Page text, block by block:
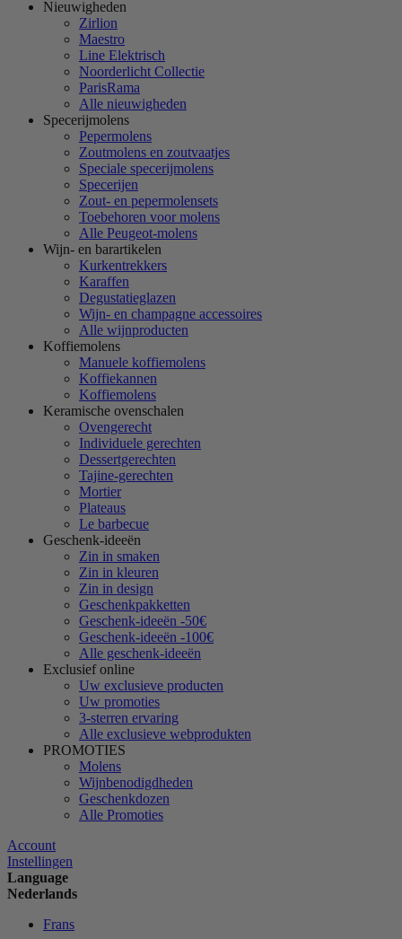
Nieuwigheden
Zirlion
Maestro
Line Elektrisch
Noorderlicht Collectie
ParisRama
Alle nieuwigheden
Specerijmolens
Pepermolens
Zoutmolens en zoutvaatjes
Speciale specerijmolens
Specerijen
Zout- en pepermolensets
Toebehoren voor molens
Alle Peugeot-molens
Wijn- en barartikelen
Kurkentrekkers
Karaffen
Degustatieglazen
Wijn- en champagne accessoires
Alle wijnproducten
Koffiemolens
Manuele koffiemolens
Koffiekannen
Koffiemolens
Keramische ovenschalen
Ovengerecht
Individuele gerechten
Dessertgerechten
Tajine-gerechten
Mortier
Plateaus
Le barbecue
Geschenk-ideeën
Zin in smaken
Zin in kleuren
Zin in design
Geschenkpakketten
Geschenk-ideeën -50€
Geschenk-ideeën -100€
Alle geschenk-ideeën
Exclusief online
Uw exclusieve producten
Uw promoties
3-sterren ervaring
Alle exclusieve webprodukten
PROMOTIES
Molens
Wijnbenodigdheden
Geschenkdozen
Alle Promoties
Account
Instellingen
Language
Nederlands
Frans